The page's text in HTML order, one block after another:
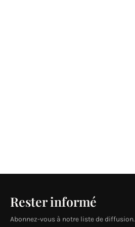
Rester informé
Abonnez-vous à notre liste de diffusion.